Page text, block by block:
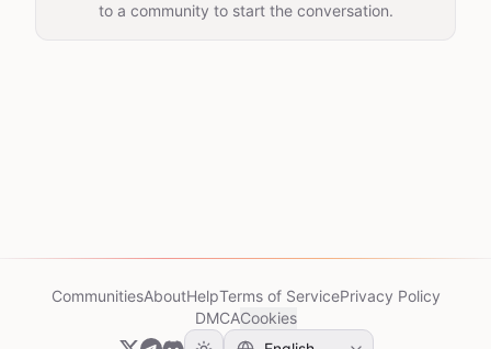
to a community to start the conversation.
CommunitiesAboutHelpTerms of ServicePrivacy Policy
DMCACookies